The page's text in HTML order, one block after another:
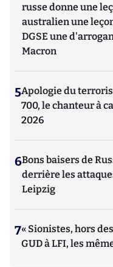
russe donne une
australien une
DGSE une
Macron
5Apologie du
700, le chanteur à
2026
6Bons baisers de
derrière les
Leipzig
7« Sionistes, hors
GUD à LFI, les